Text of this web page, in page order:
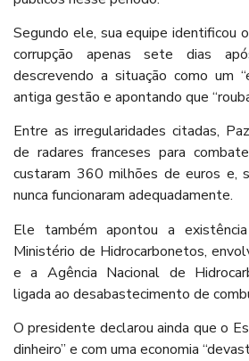
Segundo ele, sua equipe identificou
corrupção apenas sete dias
descrevendo a situação como um
antiga gestão e apontando que
Entre as irregularidades citadas,
de radares franceses para
custaram 360 milhões de euros e,
nunca funcionaram adequadamente.
Ele também apontou a
Ministério de Hidrocarbonetos,
e a Agência Nacional de
ligada ao desabastecimento de
O presidente declarou ainda que o
dinheiro” e com uma economia